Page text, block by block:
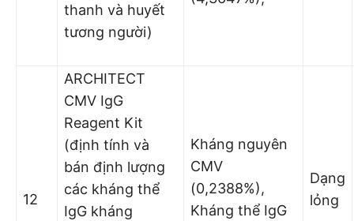
thanh và huyết
tương người)
12
ARCHITECT
CMV IgG
Reagent Kit
(định tính và
bán định lượng
các kháng thể
IgG kháng
Kháng nguyên
CMV
(0,2388%),
Kháng thể IgG
Dạng
lỏng